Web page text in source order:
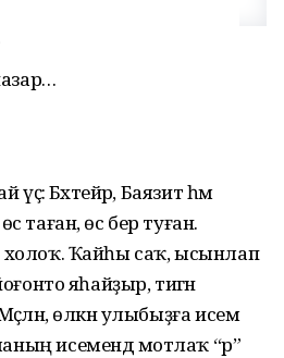
үҫә: Бәхтейәр, Баязит һәм
таған, өс бер туған.
холоҡ. Ҡайһы саҡ, ысынлап
яһайҙыр, тигән
өлкән улыбыҙға исем
исемендә мотлаҡ “р”